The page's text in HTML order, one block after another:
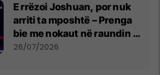
E rrëzoi Joshuan, por nuk
arriti ta mposhtë – Prenga
bie me nokaut në raundin e
dytë
26/07/2026